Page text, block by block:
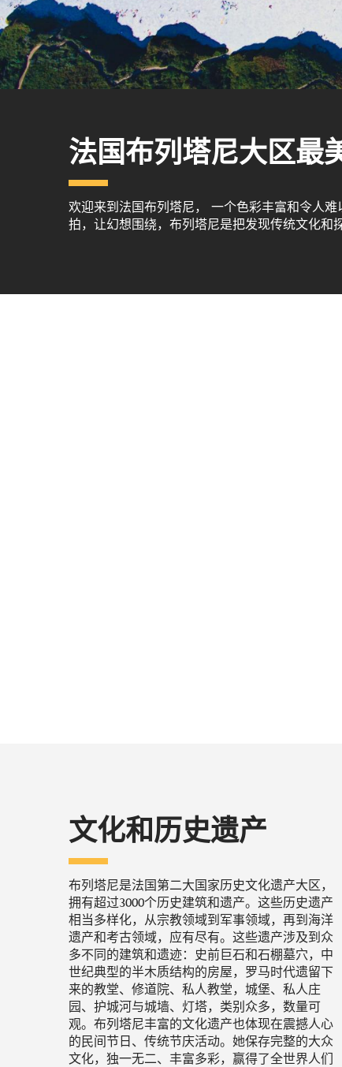
法国布列塔尼大区最
欢迎来到法国布列塔尼， 一个色彩丰富和令人
拍，让幻想围绕，布列塔尼是把发现传统文化和
文化和历史遗产
布列塔尼是法国第二大国家历史文化遗产大区，
拥有超过3000个历史建筑和遗产。这些历史遗产
相当多样化，从宗教领域到军事领域，再到海洋
遗产和考古领域，应有尽有。这些遗产涉及到众
多不同的建筑和遗迹：史前巨石和石棚墓穴，中
世纪典型的半木质结构的房屋，罗马时代遗留下
来的教堂、修道院、私人教堂，城堡、私人庄
园、护城河与城墙、灯塔，类别众多，数量可
观。布列塔尼丰富的文化遗产也体现在震撼人心
的民间节日、传统节庆活动。她保存完整的大众
文化，独一无二、丰富多彩，赢得了全世界人们